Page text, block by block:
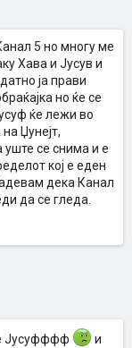
5 но многу ме
Хава и Јусув и
ја прави
но ќе се
ќе лежи во
Џунејт,
уште се снима и е
кој е еден
дека Канал
да се гледа.
Jусуфффф
и